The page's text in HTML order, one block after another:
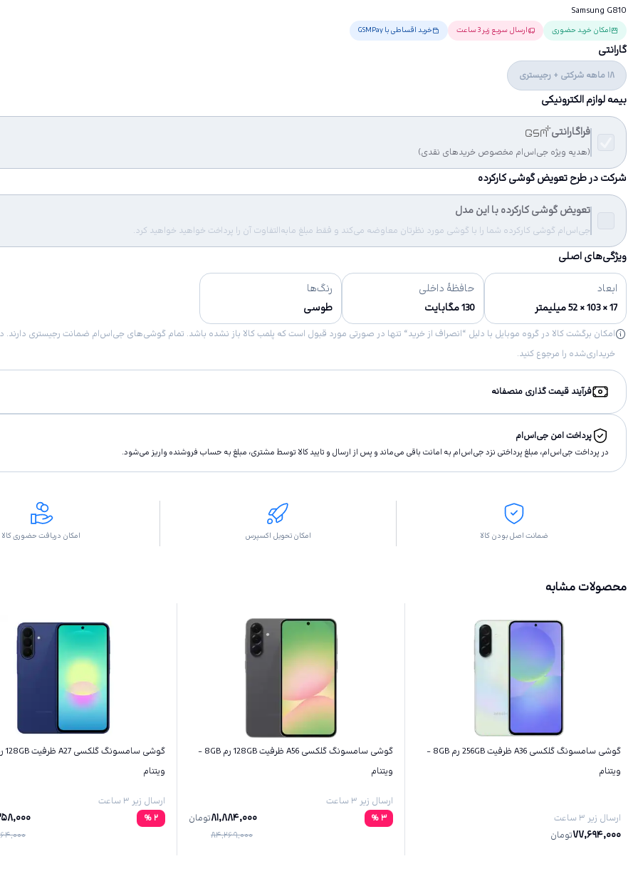
Samsung G810
امکان خرید حضوری ارسال سریع زیر 3 ساعت خرید اقساطی با GSMPay
گارانتی
18 ماهه شرکتی + رجیستری
بیمه لوازم الکترونیکی
فراگارانتی
(هدیه ویژه جی‌اس‌ام مخصوص خریدهای نقدی)
شرکت در طرح تعویض گوشی کارکرده
تعویض گوشی کارکرده با این مدل
جی‌اس‌ام گوشی کارکرده شما را با گوشی مورد نظرتان معاوضه می‌کند و فقط مبلغ مابه‌التفاوت آن را پرداخت خواهید خواهید کرد.
ویژگی‌های اصلی
ابعاد
17 × 103 × 52 میلیمتر
حافظهٔ داخلی
130 مگابایت
رنگ‌ها
طوسی
خریداری‌شده را مرجوع کنید.
فرآیند قیمت گذاری منصفانه
پرداخت امن جی‌اس‌ام
در پرداخت جی‌اس‌ام، مبلغ پرداختى نزد جی‌اس‌ام به امانت باقى مى‌ماند و پس از ارسال و تاييد كالا توسط مشتری، مبلغ به حساب فروشنده واريز مى‌شود.
ضمانت اصل بودن کالا امکان تحویل اکسپرس امکان دریافت حضوری کالا
محصولات مشابه
گوشی سامسونگ گلکسی A36 ظرفیت 256GB رم 8GB -
ویتنام
ارسال زیر ۳ ساعت
77,694,000تومان
گوشی سامسونگ گلکسی A56 ظرفیت 128GB رم 8GB -
ویتنام
ارسال زیر ۳ ساعت
3
%
81,884,000
84,269,000
تومان
ویتنام
ارسال زیر ۳ ساعت
2
%